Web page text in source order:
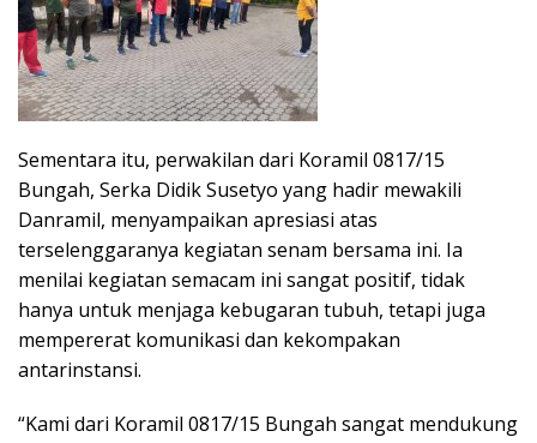
Sementara itu, perwakilan dari Koramil 0817/15
Bungah, Serka Didik Susetyo yang hadir mewakili
Danramil, menyampaikan apresiasi atas
terselenggaranya kegiatan senam bersama ini. Ia
menilai kegiatan semacam ini sangat positif, tidak
hanya untuk menjaga kebugaran tubuh, tetapi juga
mempererat komunikasi dan kekompakan
antarinstansi.
“Kami dari Koramil 0817/15 Bungah sangat mendukung